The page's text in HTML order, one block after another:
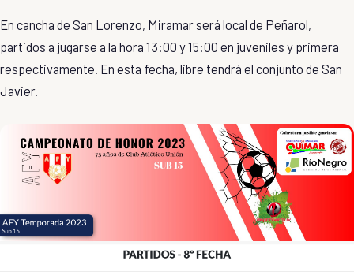
En cancha de San Lorenzo, Miramar será local de Peñarol,
partidos a jugarse a la hora 13:00 y 15:00 en juveniles y primera
respectivamente. En esta fecha, libre tendrá el conjunto de San
Javier.